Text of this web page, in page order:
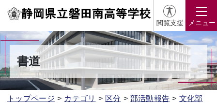
閲覧支援 メニュー
書道
トップページ カテゴリ 区分 部活動報告
文化部